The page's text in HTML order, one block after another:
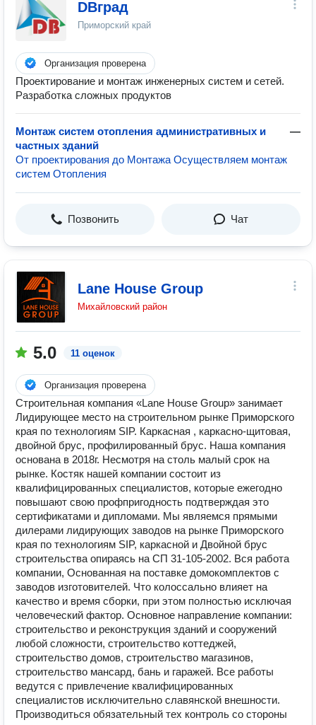
DBград
Приморский край
Организация проверена
Проектирование и монтаж инженерных систем и сетей.
Разработка сложных продуктов
Монтаж систем отопления административных и
частных зданий
—
От проектирования до Монтажа Осуществляем монтаж
систем Отопления
Позвонить Чат
Lane House Group
Михайловский район
5.0 11 оценок
Организация проверена
Строительная компания «Lane House Group» занимает
Лидирующее место на строительном рынке Приморского
края по технологиям SIP. Каркасная , каркасно-щитовая,
двойной брус, профилированный брус. Наша компания
основана в 2018г. Несмотря на столь малый срок на
рынке. Костяк нашей компании состоит из
квалифицированных специалистов, которые ежегодно
повышают свою профпригодность подтверждая это
сертификатами и дипломами. Мы являемся прямыми
дилерами лидирующих заводов на рынке Приморского
края по технологиям SIP, каркасной и Двойной брус
строительства опираясь на СП 31-105-2002. Вся работа
компании, Основанная на поставке домокомплектов с
заводов изготовителей. Что колоссально влияет на
качество и время сборки, при этом полностью исключая
человеческий фактор. Основное направление компании:
строительство и реконструкция зданий и сооружений
любой сложности, строительство коттеджей,
строительство домов, строительство магазинов,
строительство мансард, бань и гаражей. Все работы
ведутся с привлечение квалифицированных
специалистов исключительно славянской внешности.
Производиться обязательный тех контроль со стороны